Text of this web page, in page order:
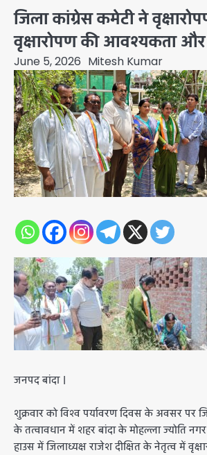
जिला कांग्रेस कमेटी ने
वृक्षारोपण की आवश्यकता
June 5, 2026 Mitesh Kumar
जनपद बांदा ।
शुक्रवार को विश्व पर्यावरण दिवस के अवसर पर
के तत्वावधान में शहर बांदा के मोहल्ला ज्योति नगर
हाउस में जिलाध्यक्ष राजेश दीक्षित के नेतृत्व में